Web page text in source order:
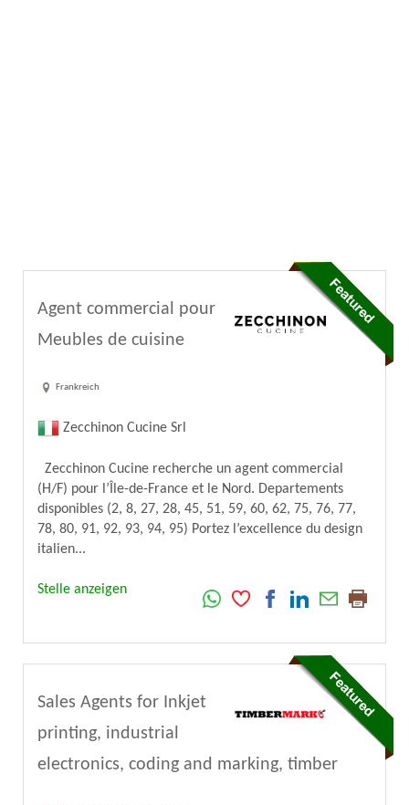
Agent commercial pour
Meubles de cuisine
Frankreich
Zecchinon Cucine Srl
Zecchinon Cucine recherche un agent commercial
(H/F) pour l’Île-de-France et le Nord. Departements
disponibles (2, 8, 27, 28, 45, 51, 59, 60, 62, 75, 76, 77,
78, 80, 91, 92, 93, 94, 95) Portez l’excellence du design
italien...
Stelle anzeigen
Sales Agents for Inkjet
printing, industrial
electronics, coding and marking, timber